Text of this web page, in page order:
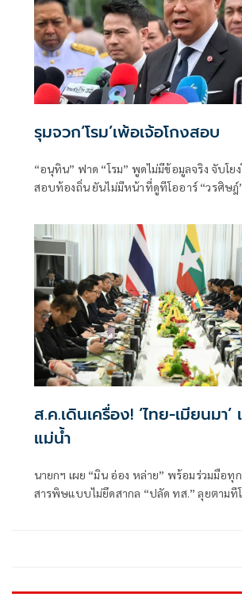
รุมจวก‘โรม’เพ้อเจ้อโกงสอบ
“อนุทิน” ฟาด “โรม” พูดไม่มีข้อมูลจริง จับโย
สอบท้องถิ่น ยันไม่มีหน้าที่ดูทีโออาร์ “วรศิษฎ์
ส.ค.เดินเครื่อง! ‘ไทย-เมียนมา
แม่นํ้า
นายกฯ เผย “มิน อ่อง หล่าย” พร้อมร่วมมือทุกมิติ ขอไทยวัดค่า
สารพิษแบบไม่ยึดสากล “ปลัด ทส.” ลุยตามที